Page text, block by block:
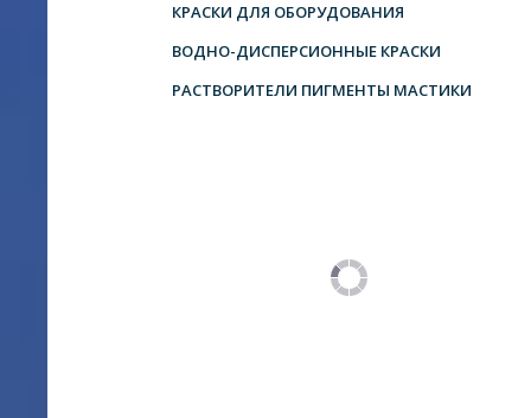
КРАСКИ ДЛЯ ОБОРУДОВАНИЯ
ВОДНО-ДИСПЕРСИОННЫЕ КРАСКИ
РАСТВОРИТЕЛИ ПИГМЕНТЫ МАСТИКИ